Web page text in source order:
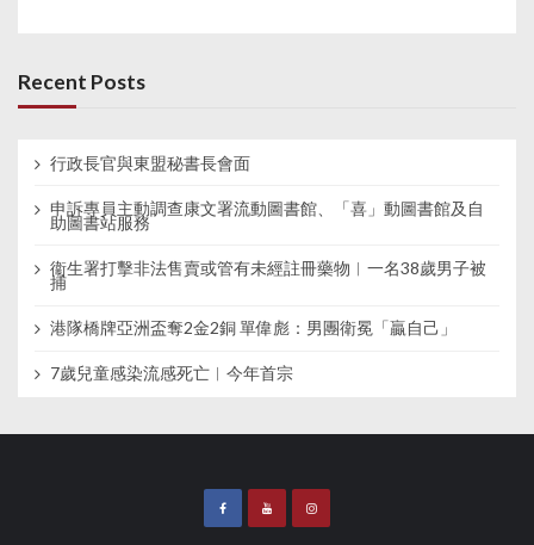
Recent Posts
行政長官與東盟秘書長會面
申訴專員主動調查康文署流動圖書館、「喜」動圖書館及自
助圖書站服務
衞生署打擊非法售賣或管有未經註冊藥物︱一名38歲男子被
捕
港隊橋牌亞洲盃奪2金2銅 單偉彪：男團衛冕「贏自己」
7歲兒童感染流感死亡︱今年首宗